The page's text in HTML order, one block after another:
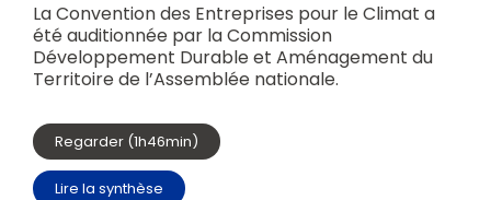
La Convention des Entreprises pour le Climat a
été auditionnée par la Commission
Développement Durable et Aménagement du
Territoire de l’Assemblée nationale.
Regarder (1h46min)
Lire la synthèse